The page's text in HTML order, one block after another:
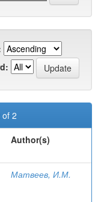
2
Author(s)
Матвеев, И.М.